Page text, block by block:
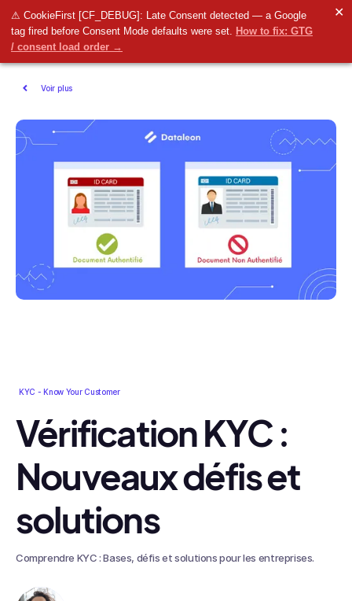
⚠ CookieFirst [CF_DEBUG]: Late Consent detected — a Google
tag fired before Consent Mode defaults were set. How to fix: GTG
/ consent load order →
✕
Voir plus
KYC - Know Your Customer
Vérification KYC :
Nouveaux défis et
solutions
Comprendre KYC : Bases, défis et solutions pour les entreprises.